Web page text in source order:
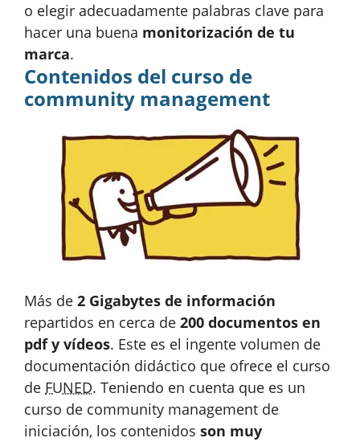
o elegir adecuadamente palabras clave para
hacer una buena monitorización de tu
marca.
Contenidos del curso de
community management
Más de 2 Gigabytes de información
repartidos en cerca de 200 documentos en
pdf y vídeos. Este es el ingente volumen de
documentación didáctico que ofrece el curso
de FUNED. Teniendo en cuenta que es un
curso de community management de
iniciación, los contenidos son muy